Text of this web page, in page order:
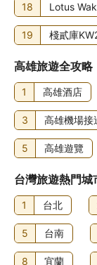
18 Lotus
19 棧貳庫
高雄旅遊全攻略
1 高雄酒店
3 高雄機場接
5 高雄遊覽
台灣旅遊熱門城
1 台北
5 台南
8 宜蘭